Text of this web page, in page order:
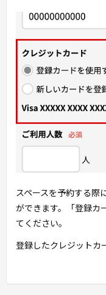
スペースを予約する際
ができます。「登録カ
てください。
登録したクレジットカ